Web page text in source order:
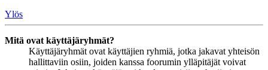
Ylös
Mitä ovat käyttäjäryhmät?
Käyttäjäryhmät ovat käyttäjien ryhmiä, jotka jakavat yhteisön
hallittaviin osiin, joiden kanssa foorumin ylläpitäjät voivat